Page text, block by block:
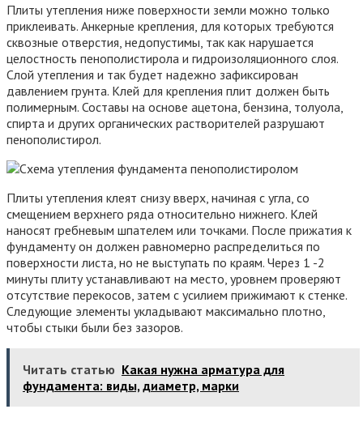
Плиты утепления ниже поверхности земли можно только
приклеивать. Анкерные крепления, для которых требуются
сквозные отверстия, недопустимы, так как нарушается
целостность пенополистирола и гидроизоляционного слоя.
Слой утепления и так будет надежно зафиксирован
давлением грунта. Клей для крепления плит должен быть
полимерным. Составы на основе ацетона, бензина, толуола,
спирта и других органических растворителей разрушают
пенополистирол.
Плиты утепления клеят снизу вверх, начиная с угла, со
смещением верхнего ряда относительно нижнего. Клей
наносят гребневым шпателем или точками. После прижатия к
фундаменту он должен равномерно распределиться по
поверхности листа, но не выступать по краям. Через 1 -2
минуты плиту устанавливают на место, уровнем проверяют
отсутствие перекосов, затем с усилием прижимают к стенке.
Следующие элементы укладывают максимально плотно,
чтобы стыки были без зазоров.
Читать статью Какая нужна арматура для
фундамента: виды, диаметр, марки